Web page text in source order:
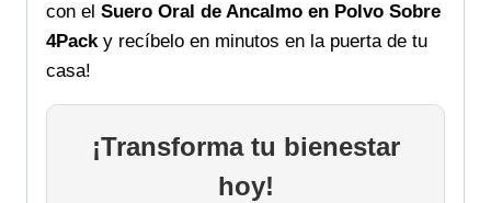
con el Suero Oral de Ancalmo en Polvo Sobre
4Packy recíbelo en minutos en la puerta de tu
casa!
¡Transforma tu bienestar
hoy!